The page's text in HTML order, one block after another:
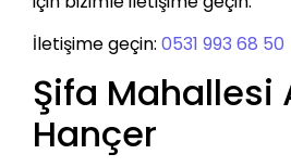
İletişime geçin: 0531 993 68 50
Şifa Mahallesi
Hançer